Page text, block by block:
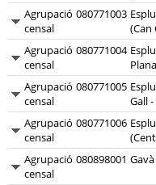
Agrupació
censal
080771003
(Can
Agrupació
censal
080771004
Agrupació
censal
080771005
Gall
Agrupació
censal
080771006
Agrupació
censal
080898001